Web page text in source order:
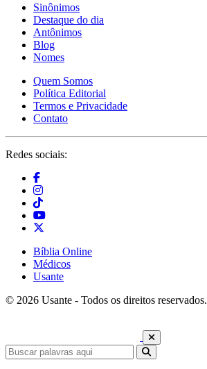
Sinônimos
Destaque do dia
Antônimos
Blog
Nomes
Quem Somos
Política Editorial
Termos e Privacidade
Contato
Redes sociais:
Bíblia Online
Médicos
Usante
© 2026 Usante - Todos os direitos reservados.